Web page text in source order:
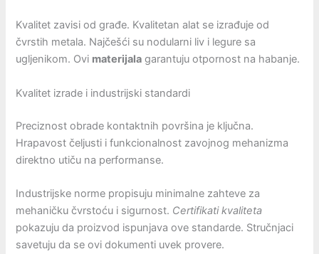
Kvalitet zavisi od građe. Kvalitetan alat se izrađuje od
čvrstih metala. Najčešći su nodularni liv i legure sa
ugljenikom. Ovi materijala garantuju otpornost na habanje.
Kvalitet izrade i industrijski standardi
Preciznost obrade kontaktnih površina je ključna.
Hrapavost čeljusti i funkcionalnost zavojnog mehanizma
direktno utiču na performanse.
Industrijske norme propisuju minimalne zahteve za
mehaničku čvrstoću i sigurnost. Certifikati kvaliteta
pokazuju da proizvod ispunjava ove standarde. Stručnjaci
savetuju da se ovi dokumenti uvek provere.